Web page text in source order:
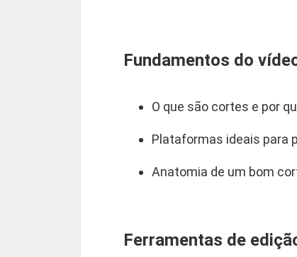
Fundamentos do
O que são cortes e por
Plataformas ideais para
Anatomia de um bom
Ferramentas de